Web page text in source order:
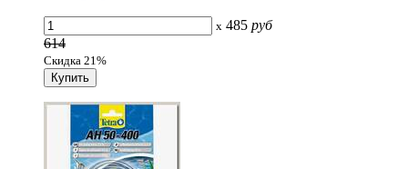
x 485 руб
614
Скидка 21%